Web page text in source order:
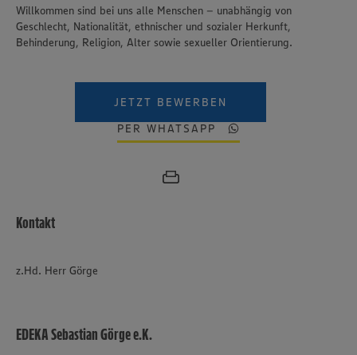
Willkommen sind bei uns alle Menschen – unabhängig von
Geschlecht, Nationalität, ethnischer und sozialer Herkunft,
Behinderung, Religion, Alter sowie sexueller Orientierung.
JETZT BEWERBEN
PER WHATSAPP
Kontakt
z.Hd. Herr Görge
EDEKA Sebastian Görge e.K.